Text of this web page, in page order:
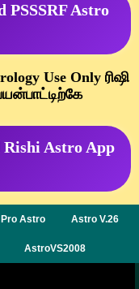
PSSSRF Astro
Use Only ரிஷி
Astro App
Pro Astro Astro V.26
AstroVS2008